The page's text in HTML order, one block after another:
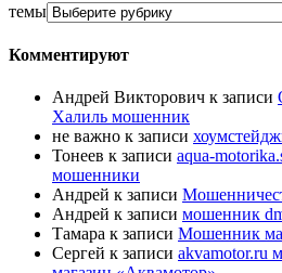
темы
Комментируют
Андрей Викторович к записи
Халиль мошенник
не важно к записи
Тонеев к записи aqua-
мошенники
Андрей к записи
Андрей к записи мошенник
Тамара к записи Мошенник
Сергей к записи akvamotor.ru